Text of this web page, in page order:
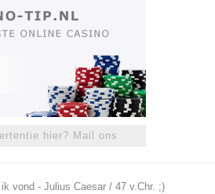
hier? Mail ons
vond - Julius Caesar / 47 v.Chr. ;)